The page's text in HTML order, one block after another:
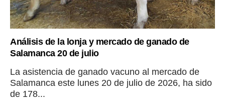
Análisis de la lonja y mercado de ganado de
Salamanca 20 de julio
La asistencia de ganado vacuno al mercado de
Salamanca este lunes 20 de julio de 2026, ha sido
de 178...